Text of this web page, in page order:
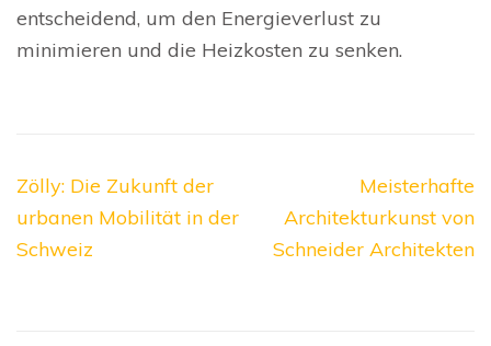
entscheidend, um den Energieverlust zu
minimieren und die Heizkosten zu senken.
Beitragsnavigation
Zölly: Die Zukunft der
urbanen Mobilität in der
Schweiz
Meisterhafte
Architekturkunst von
Schneider Architekten